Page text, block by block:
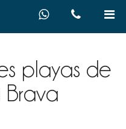
playas de
Brava